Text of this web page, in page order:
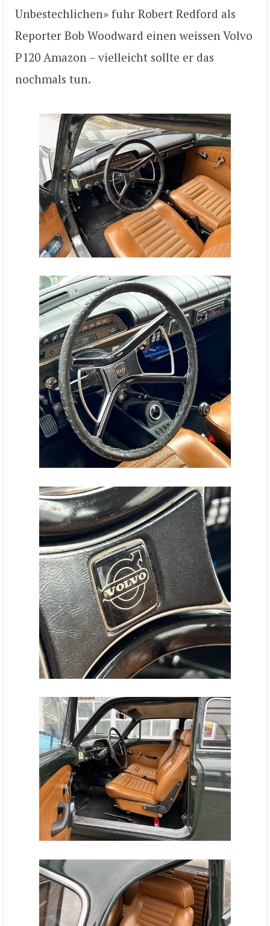
Unbestechlichen» fuhr Robert Redford als
Reporter Bob Woodward einen weissen Volvo
P120 Amazon – vielleicht sollte er das
nochmals tun.